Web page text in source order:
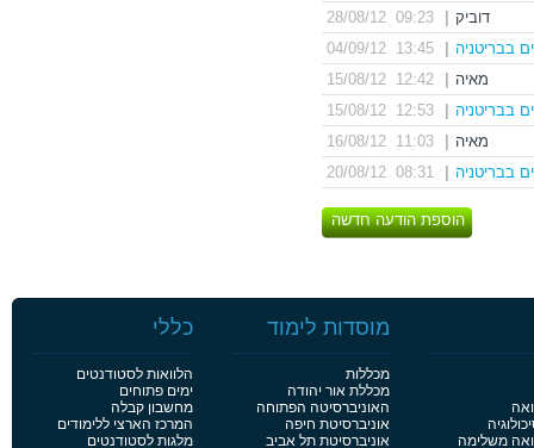
דוביק
09:23 28/08/12
בבריטניה
13:45 04/09/12
מאיה
12:42 15/08/12
בבריטניה
12:53 15/08/12
מאיה
11:03 16/08/12
בבריטניה
08:31 20/08/12
הוספת הודעה חדשה
משלימה
מוסדות לימוד
מכללות
מכללת אור יהודה
האוניברסיטה הפתוחה
אוניברסיטת חיפה
אוניברסיטת תל אביב
כללי
הלוואות לסטודנטים
ימים פתוחים
מחשבון קבלה
המרכז הארצי ללימודים
מלגות לסטודנטים